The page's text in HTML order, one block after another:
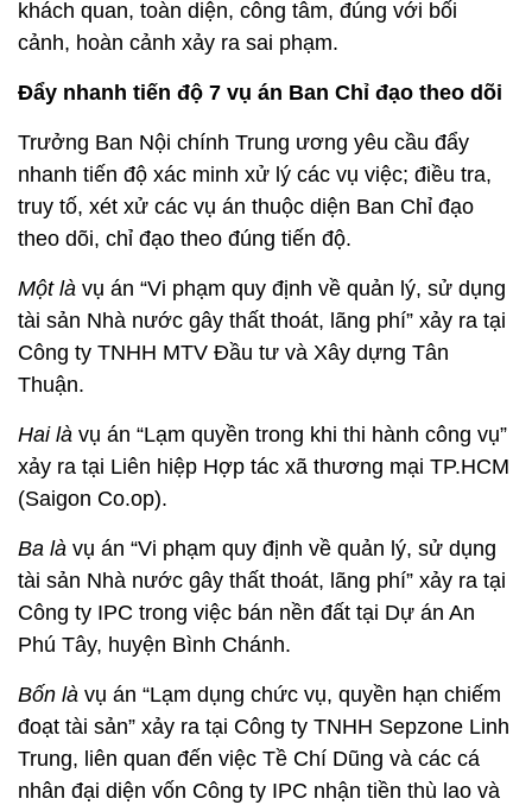
khách quan, toàn diện, công tâm, đúng với bối
cảnh, hoàn cảnh xảy ra sai phạm.
Đẩy nhanh tiến độ 7 vụ án Ban Chỉ đạo theo dõi
Trưởng Ban Nội chính Trung ương yêu cầu đẩy
nhanh tiến độ xác minh xử lý các vụ việc; điều tra,
truy tố, xét xử các vụ án thuộc diện Ban Chỉ đạo
theo dõi, chỉ đạo theo đúng tiến độ.
Một là vụ án “Vi phạm quy định về quản lý, sử dụng
tài sản Nhà nước gây thất thoát, lãng phí” xảy ra tại
Công ty TNHH MTV Đầu tư và Xây dựng Tân
Thuận.
Hai là vụ án “Lạm quyền trong khi thi hành công vụ”
xảy ra tại Liên hiệp Hợp tác xã thương mại TP.HCM
(Saigon Co.op).
Ba là vụ án “Vi phạm quy định về quản lý, sử dụng
tài sản Nhà nước gây thất thoát, lãng phí” xảy ra tại
Công ty IPC trong việc bán nền đất tại Dự án An
Phú Tây, huyện Bình Chánh.
Bốn là vụ án “Lạm dụng chức vụ, quyền hạn chiếm
đoạt tài sản” xảy ra tại Công ty TNHH Sepzone Linh
Trung, liên quan đến việc Tề Chí Dũng và các cá
nhân đại diện vốn Công ty IPC nhận tiền thù lao và